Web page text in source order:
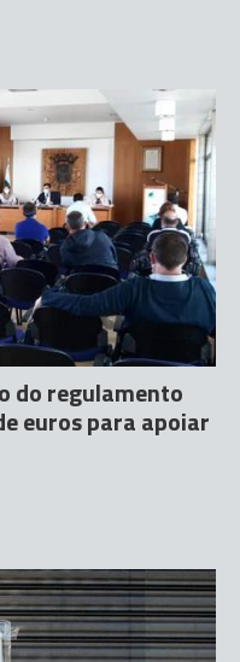
do regulamento
euros para apoiar